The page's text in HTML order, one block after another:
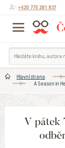
+420 775 281 837
Hlavní strana
A Season in
V pátek